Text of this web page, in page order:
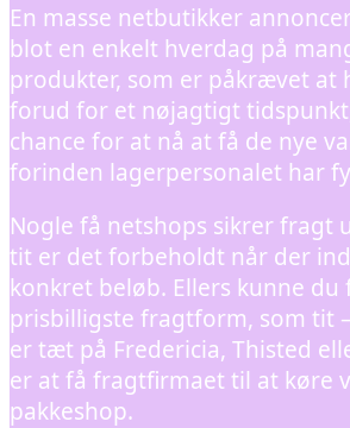
En masse netbutikker
blot en enkelt hverdag på
produkter, som er påkrævet at
forud for et nøjagtigt
chance for at nå at få de nye
forinden lagerpersonalet har
Nogle få netshops sikrer fragt
tit er det forbeholdt når der
konkret beløb. Ellers kunne
prisbilligste fragtform, som tit
er tæt på Fredericia, Thisted
er at få fragtfirmaet til at køre
pakkeshop.